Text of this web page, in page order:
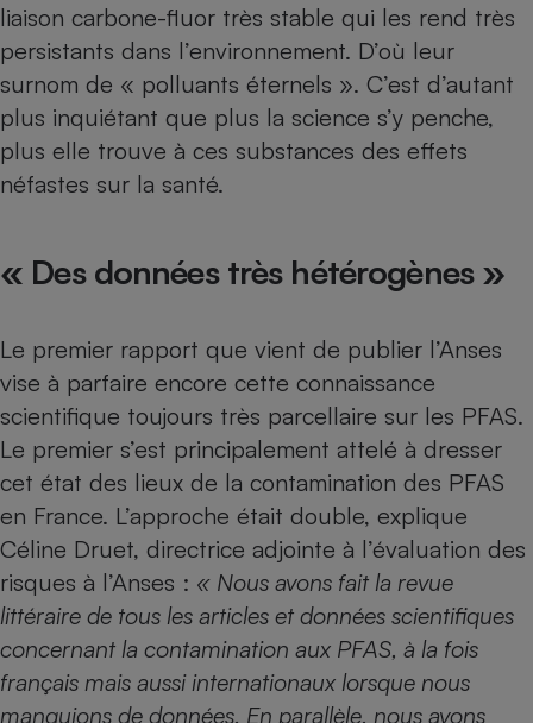
liaison carbone-fluor très stable qui les rend très
persistants dans l’environnement. D’où leur
surnom de « polluants éternels ». C’est d’autant
plus inquiétant que plus la science s’y penche,
plus elle trouve à ces substances des effets
néfastes sur la santé.
« Des données très hétérogènes »
Le premier rapport que vient de publier l’Anses
vise à parfaire encore cette connaissance
scientifique toujours très parcellaire sur les PFAS.
Le premier s’est principalement attelé à dresser
cet état des lieux de la contamination des PFAS
en France. L’approche était double, explique
Céline Druet, directrice adjointe à l’évaluation des
risques à l’Anses : « Nous avons fait la revue
littéraire de tous les articles et données scientifiques
concernant la contamination aux PFAS, à la fois
français mais aussi internationaux lorsque nous
manquions de données. En parallèle, nous avons
Climatiseur -
Ventilateur
Cafetière à expressos
Robot ménager
Antivirus